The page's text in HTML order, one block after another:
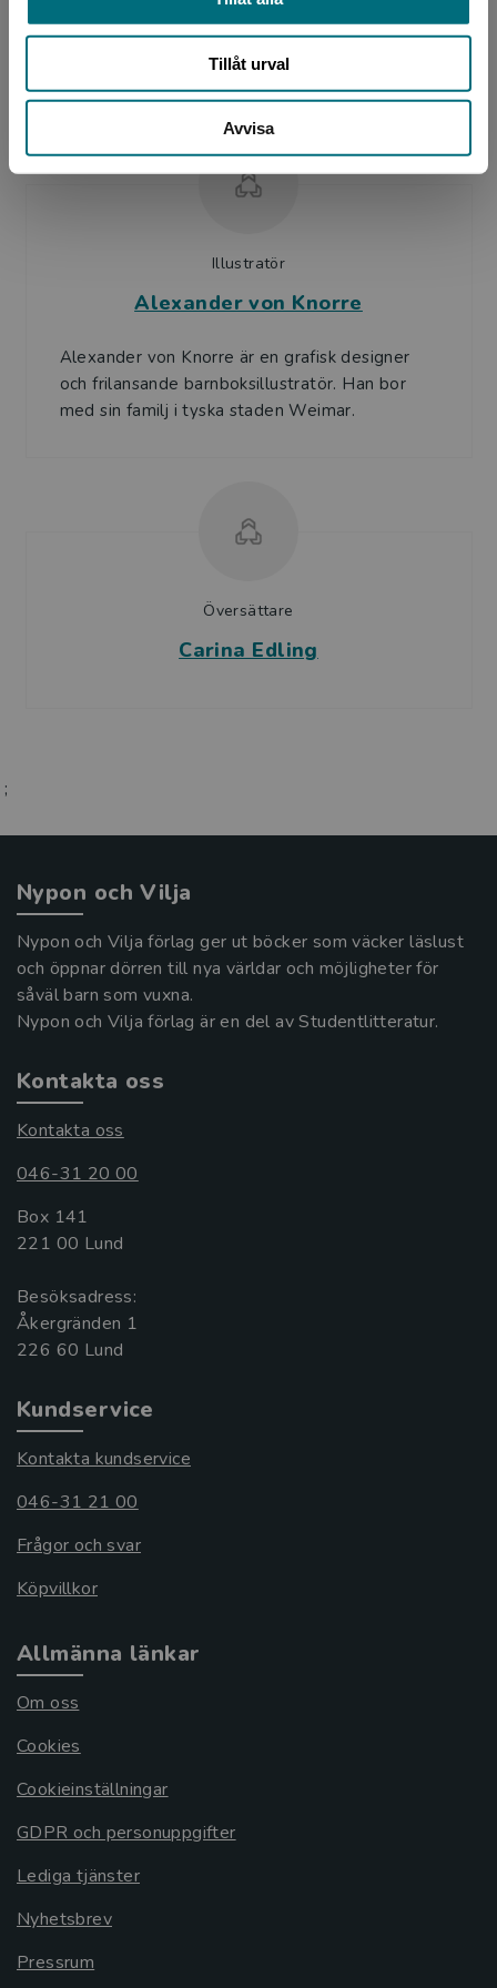
Tillåt urval
Avvisa
Mellanamerika innan han bosatte sig i tyska
Mainz med fru och fyra barn. Numera skriver
han inte bara böcker utan...
Illustratör
Alexander von Knorre
Alexander von Knorre är en grafisk designer
och frilansande barnboksillustratör. Han bor
med sin familj i tyska staden Weimar.
Översättare
Carina Edling
;
Nypon och Vilja
Nypon och Vilja förlag ger ut böcker som väcker läslust
och öppnar dörren till nya världar och möjligheter för
såväl barn som vuxna.
Nypon och Vilja förlag är en del av Studentlitteratur.
Kontakta oss
Kontakta oss
046-31 20 00
Box 141
221 00 Lund
Besöksadress:
Åkergränden 1
Kundservice
Kontakta kundservice
046-31 21 00
Frågor och svar
Köpvillkor
Allmänna länkar
Om oss
Cookies
Cookieinställningar
GDPR och personuppgifter
Lediga tjänster
Nyhetsbrev
Pressrum